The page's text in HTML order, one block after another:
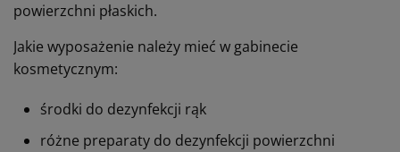
powierzchni płaskich.
Jakie wyposażenie należy mieć w gabinecie
kosmetycznym:
środki do dezynfekcji rąk
różne preparaty do dezynfekcji powierzchni